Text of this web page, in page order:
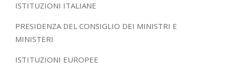
ISTITUZIONI ITALIANE
PRESIDENZA DEL CONSIGLIO DEI MINISTRI E
MINISTERI
ISTITUZIONI EUROPEE